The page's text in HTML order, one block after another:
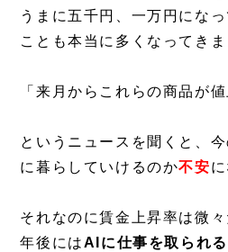
うまに五千円、一万円にな
ことも本当に多くなってきま
「来月からこれらの商品が
というニュースを聞くと、
に暮らしていけるのか不安
それなのに賃金上昇率は微
年後にはAIに仕事を取られる